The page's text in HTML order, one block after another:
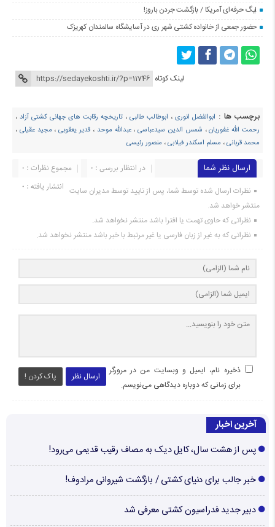
لیگ حرفه‌ای آمریکا / بازگشت جردن باروز!
حضور جمعی از خانواده کشتی شهر ری در آسایشگاه سالمندان کهریزک
لینک کوتاه
برچسب ها : ابوالفضل انوری ، ابوطالب طالبی ، تاریخچه رقابت های جهانی کشتی آزاد ،
رحمت الله غفوریان، شمس الدین سیدعباسی،عبدالله موحد ، قدیر یعقوبی، مجید عقیلی ،
محمد قربانی، مسلم اسکندر فیلابی، منصور رئیسی
ارسال نظر شما مجموع نظرات : 0
در انتظار بررسی : 0
انتشار یافته : ۰ نظرات ارسال شده توسط شما، پس از تایید توسط مدیران سایت
منتشر خواهد شد.
نظراتی که حاوی تهمت یا افترا باشد منتشر نخواهد شد.
نظراتی که به غیر از زبان فارسی یا غیر مرتبط با خبر باشد منتشر نخواهد شد.
ارسال نظر پاک کردن !
ذخیره نام، ایمیل و وبسایت من در مرورگر
برای زمانی که دوباره دیدگاهی می‌نویسم.
آخرین اخبار
پس از هشت سال، کایل دیک به مصاف رقیب قدیمی می‌رود!
خبر جالب برای دنیای کشتی / بازگشت شیروانی مرادوف!
دبیر جدید فدراسیون کشتی معرفی شد